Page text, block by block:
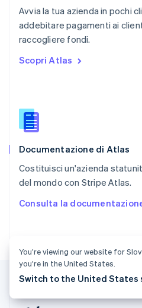
Avvia la tua azienda in pochi
addebitare pagamenti ai
raccogliere fondi.
Scopri Atlas
Documentazione di Atlas
Costituisci un'azienda
del mondo con Stripe Atlas.
Consulta la
English简体中文
Regno Unito
English
English
English
Slovacchia
Slovenia
Spagna
Español English
English Español简体中文
DeutschFrançaisItalianoEnglish
Thailandia
ไทย English
English
You’re viewing our website for
you’re in the United States.
Switch to the United States